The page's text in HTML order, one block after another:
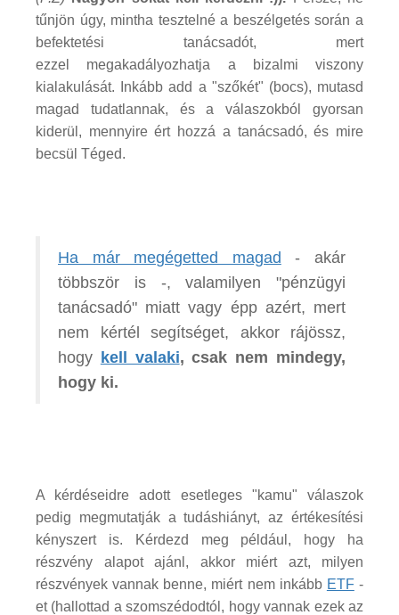
tűnjön úgy, mintha tesztelné a beszélgetés során a
befektetési tanácsadót, mert
ezzel megakadályozhatja a bizalmi viszony
kialakulását. Inkább add a "szőkét" (bocs), mutasd
magad tudatlannak, és a válaszokból gyorsan
kiderül, mennyire ért hozzá a tanácsadó, és mire
becsül Téged.
Ha már megégetted magad - akár
többször is -, valamilyen "pénzügyi
tanácsadó" miatt vagy épp azért, mert
nem kértél segítséget, akkor rájössz,
hogy kell valaki, csak nem mindegy,
hogy ki.
A kérdéseidre adott esetleges "kamu" válaszok
pedig megmutatják a tudáshiányt, az értékesítési
kényszert is. Kérdezd meg például, hogy ha
részvény alapot ajánl, akkor miért azt, milyen
részvények vannak benne, miért nem inkább ETF-
et (hallottad a szomszédodtól, hogy vannak ezek az